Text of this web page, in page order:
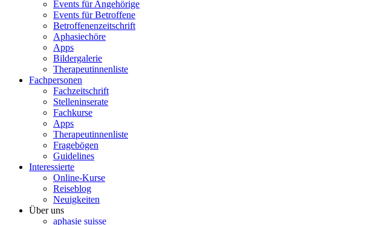
Events für Angehörige
Events für Betroffene
Betroffenenzeitschrift
Aphasiechöre
Apps
Bildergalerie
Therapeutinnenliste
Fachpersonen
Fachzeitschrift
Stelleninserate
Fachkurse
Apps
Therapeutinnenliste
Fragebögen
Guidelines
Interessierte
Online-Kurse
Reiseblog
Neuigkeiten
Über uns
aphasie suisse